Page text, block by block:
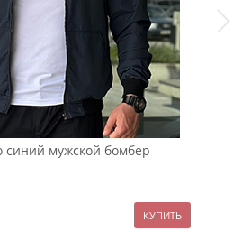
синий мужской бомбер